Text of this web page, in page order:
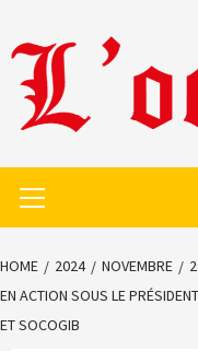
to
content
Menu
HOME 2024 NOVEMBRE
EN ACTION SOUS LE
ET SOCOGIB